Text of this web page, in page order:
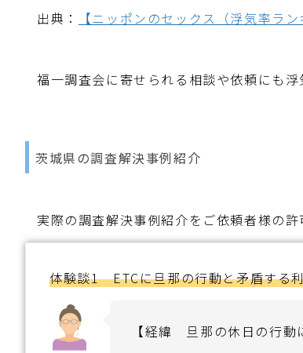
出典：
【ニッポンのセックス（浮気率ラン
福一調査会に寄せられる相談や依頼にも浮
茨城県の調査解決事例紹介
実際の調査解決事例紹介をご依頼者様の許
体験談1 ETCに旦那の行動と矛盾する
【経緯 旦那の休日の行動